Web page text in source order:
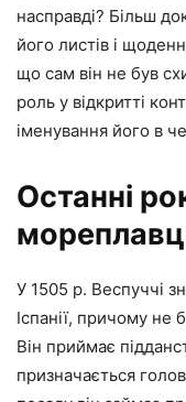
насправді? Більш
його листів і
що сам він не був
роль у відкритті
іменування його в
Останні
У 1505 р. Веспуччі
Іспанії, причому
Він приймає
призначається